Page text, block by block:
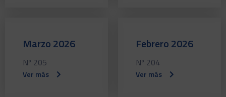
Marzo 2026
Nº 205
Ver más
Febrero 2026
Nº 204
Ver más